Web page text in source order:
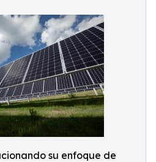
su enfoque de